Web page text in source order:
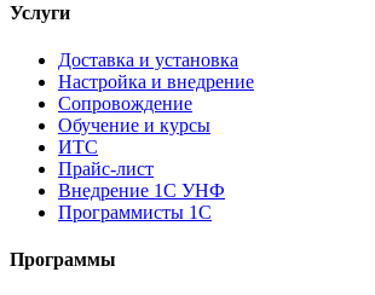
Услуги
Доставка и установка
Настройка и внедрение
Сопровождение
Обучение и курсы
ИТС
Прайс-лист
Внедрение 1С УНФ
Программисты 1С
Программы